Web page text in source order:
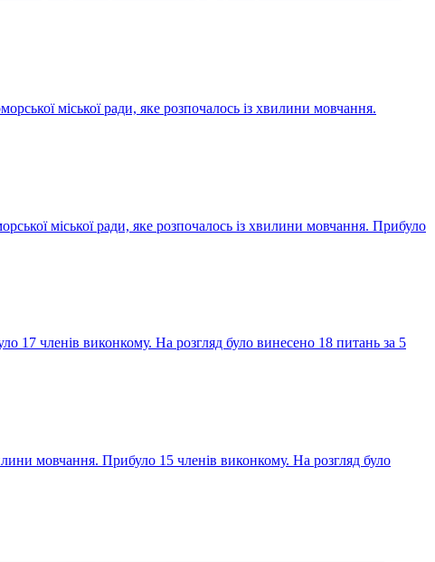
міської ради, яке розпочалось із хвилини мовчання.
міської ради, яке розпочалось із хвилини мовчання. Прибуло
17 членів виконкому. На розгляд було винесено 18 питань за 5
мовчання. Прибуло 15 членів виконкому. На розгляд було